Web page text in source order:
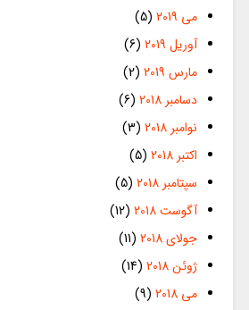
می 2019
(5)
آوریل 2019
(6)
مارس 2019
(2)
دسامبر 2018
(6)
نوامبر 2018
(3)
اکتبر 2018
(5)
سپتامبر 2018
(5)
آگوست 2018
(12)
جولای 2018
(11)
ژوئن 2018
(14)
می 2018
(9)